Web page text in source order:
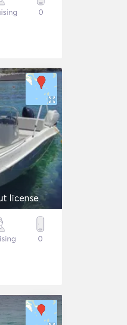
0
license
0